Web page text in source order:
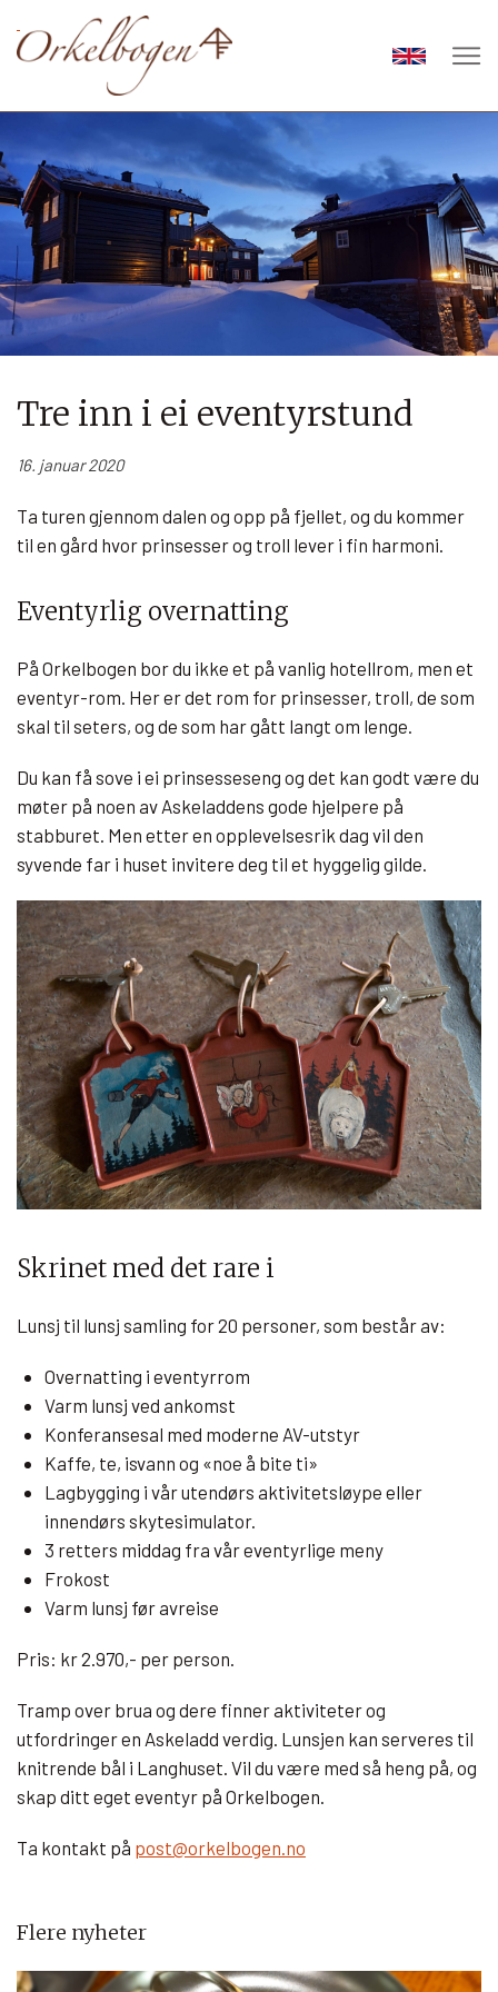
Tre inn i ei eventyrstund
16. januar 2020
Ta turen gjennom dalen og opp på fjellet, og du kommer
til en gård hvor prinsesser og troll lever i fin harmoni.
Eventyrlig overnatting
På Orkelbogen bor du ikke et på vanlig hotellrom, men et
eventyr-rom. Her er det rom for prinsesser, troll, de som
skal til seters, og de som har gått langt om lenge.
Du kan få sove i ei prinsesseseng og det kan godt være du
møter på noen av Askeladdens gode hjelpere på
stabburet. Men etter en opplevelsesrik dag vil den
syvende far i huset invitere deg til et hyggelig gilde.
Skrinet med det rare i
Lunsj til lunsj samling for 20 personer, som består av:
Overnatting i eventyrrom
Varm lunsj ved ankomst
Konferansesal med moderne AV-utstyr
Kaffe, te, isvann og «noe å bite ti»
Lagbygging i vår utendørs aktivitetsløype eller
innendørs skytesimulator.
3 retters middag fra vår eventyrlige meny
Frokost
Varm lunsj før avreise
Pris: kr 2.970,- per person.
Tramp over brua og dere finner aktiviteter og
utfordringer en Askeladd verdig. Lunsjen kan serveres til
knitrende bål i Langhuset. Vil du være med så heng på, og
skap ditt eget eventyr på Orkelbogen.
Ta kontakt på post@orkelbogen.no
Flere nyheter